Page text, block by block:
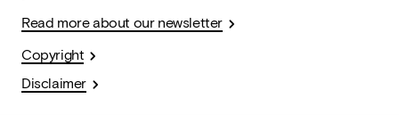
Read more about our newsletter
Copyright
Disclaimer